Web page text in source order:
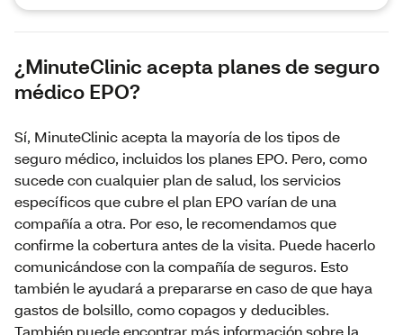
¿MinuteClinic acepta planes de seguro
médico EPO?
Sí, MinuteClinic acepta la mayoría de los tipos de
seguro médico, incluidos los planes EPO. Pero, como
sucede con cualquier plan de salud, los servicios
específicos que cubre el plan EPO varían de una
compañía a otra. Por eso, le recomendamos que
confirme la cobertura antes de la visita. Puede hacerlo
comunicándose con la compañía de seguros. Esto
también le ayudará a prepararse en caso de que haya
gastos de bolsillo, como copagos y deducibles.